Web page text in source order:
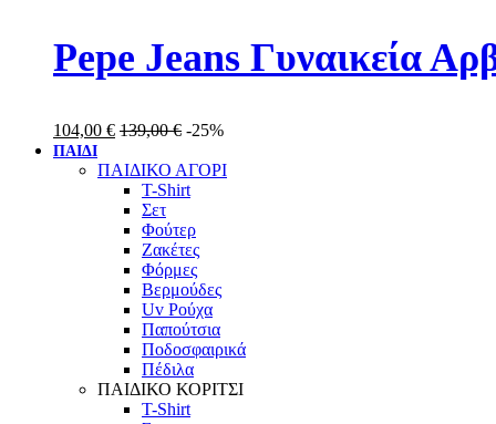
Pepe Jeans Γυναικεία
104,00 € 139,00€ -25%
ΠΑΙΔΙ
ΠΑΙΔΙΚΟ ΑΓΟΡΙ
T-Shirt
Σετ
Φούτερ
Ζακέτες
Φόρμες
Βερμούδες
Uv Ρούχα
Παπούτσια
Ποδοσφαιρικά
Πέδιλα
ΠΑΙΔΙΚΟ ΚΟΡΙΤΣΙ
T-Shirt